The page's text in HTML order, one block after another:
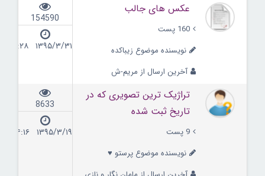
عکس های جالب
160 پست
نویسنده موضوع زیباکده
آخرین ارسال از مریم-ش
154590
۱۳۹۵/۳/۳۱ ۰۸:۲۸
تراژیک ترین تصویری که در
تاریخ ثبت شده
9 پست
نویسنده موضوع پرستو ♥
8633
۱۳۹۵/۳/۱۹ ۱۴:۱۶